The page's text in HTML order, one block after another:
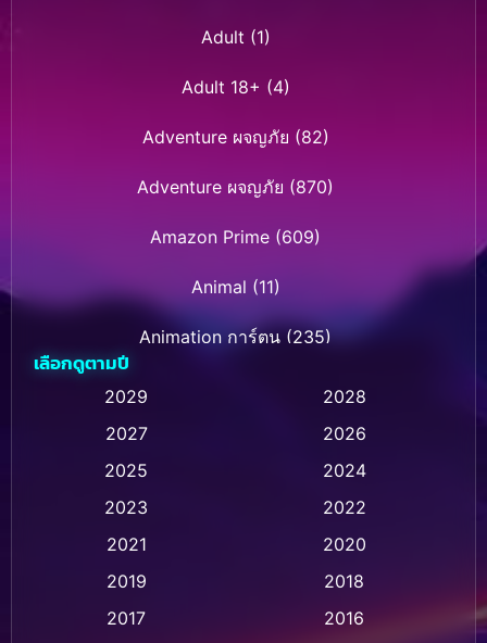
Adult (1)
Adult 18+ (4)
Adventure ผจญภัย (82)
Adventure ผจญภัย (870)
Amazon Prime (609)
Animal (11)
Animation การ์ตูน (235)
Animation การ์ตูน (32)
Animation การ์ตูน (28)
Animation แอนิเมชัน (1)
Animation แอนิเมชั่น (1)
เลือกดูตามปี
2029
2028
2027
2026
2025
2024
2023
2022
2021
2020
2019
2018
2017
2016